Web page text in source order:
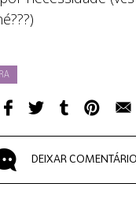
DEIXAR